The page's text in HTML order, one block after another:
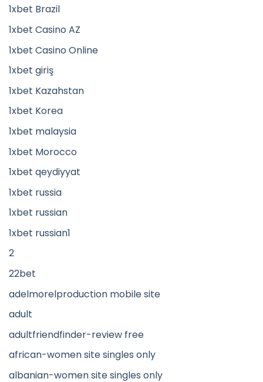
1xbet Brazil
1xbet Casino AZ
1xbet Casino Online
1xbet giriş
1xbet Kazahstan
1xbet Korea
1xbet malaysia
1xbet Morocco
1xbet qeydiyyat
1xbet russia
1xbet russian
1xbet russian1
2
22bet
adelmorelproduction mobile site
adult
adultfriendfinder-review free
african-women site singles only
albanian-women site singles only